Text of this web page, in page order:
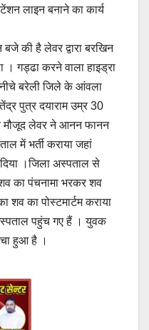
लाइन बनाने का कार्य
की है लेवर द्वारा बरखिन
। गड्ढा करने वाला हाइड्रा
बरेली जिले के आंवला
पुत्र दयाराम उम्र 30
मौजूद लेवर ने आनन फानन
में भर्ती कराया जहां
।जिला अस्पताल से
का पंचनामा भरकर शव
शव का पोस्टमार्टम कराया
पहुंच गए हैं । युवक
हुआ है ।